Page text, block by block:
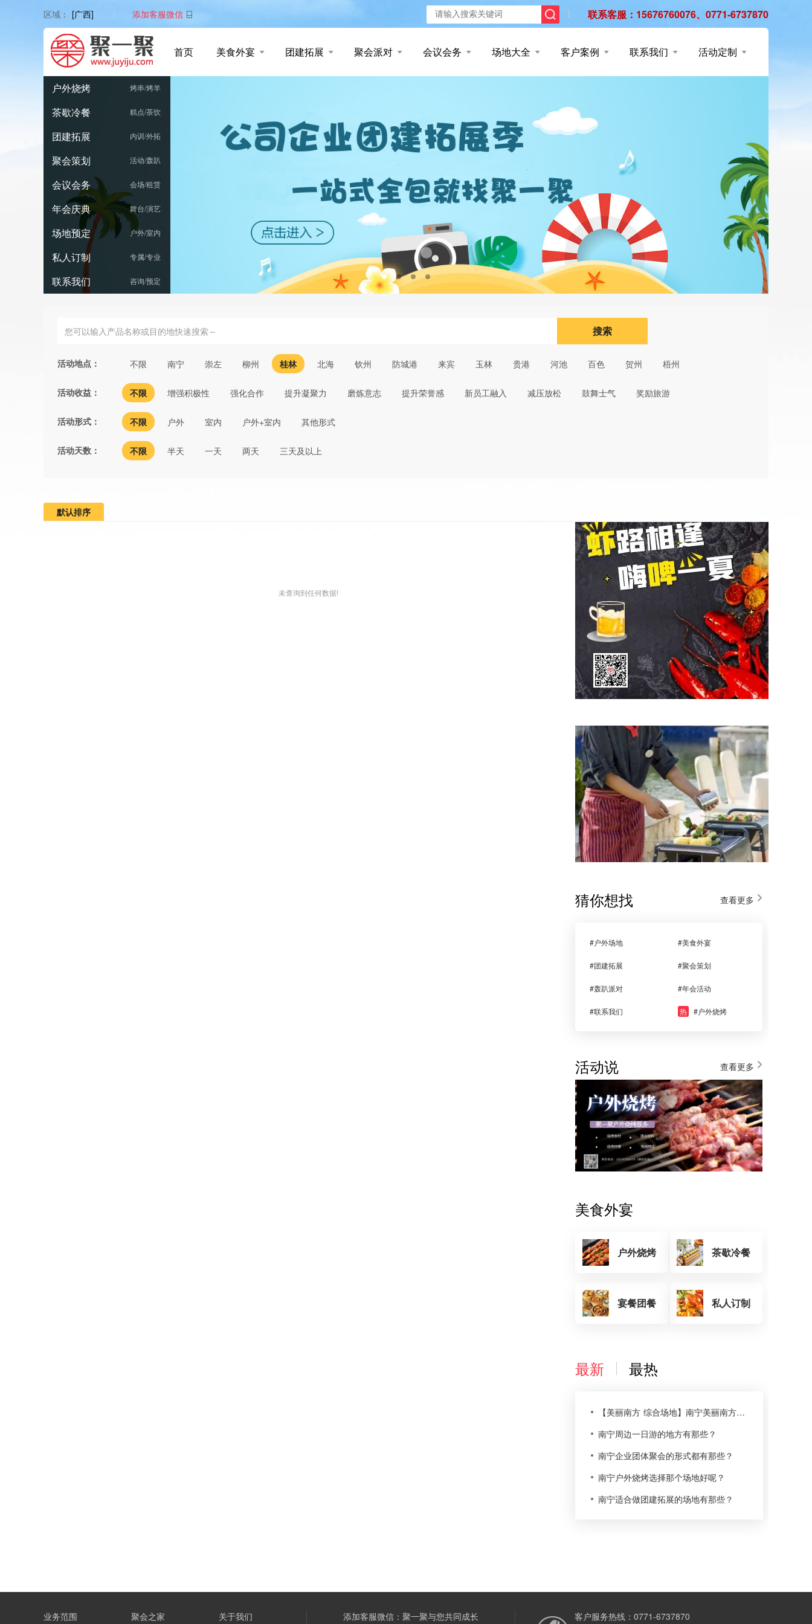
区域： [广西] 添加客服微信 联系客服：15676760076、0771-6737870
首页 美食外宴 团建拓展 聚会派对 会议会务 场地大全 客户案例 联系我们 活动定制
户外烧烤 烤串/烤羊
茶歇冷餐 糕点/茶饮
团建拓展 内训/外拓
聚会策划 活动/轰趴
会议会务 会场/租赁
年会庆典 舞台/演艺
场地预定 户外/室内
私人订制 专属/专业
联系我们 咨询/预定
搜索
活动地点： 不限 南宁 崇左 柳州 桂林 北海 钦州 防城港 来宾 玉林 贵港 河池 百色 贺州 梧州
活动收益： 不限 增强积极性 强化合作 提升凝聚力 磨炼意志 提升荣誉感 新员工融入 减压放松 鼓舞士气 奖励旅游
活动形式： 不限 户外 室内 户外+室内 其他形式
活动天数： 不限 半天 一天 两天 三天及以上
默认排序
未查询到任何数据!
猜你想找 查看更多
#户外场地 #美食外宴
#团建拓展 #聚会策划
#轰趴派对 #年会活动
#联系我们 热 #户外烧烤
活动说 查看更多
美食外宴
户外烧烤 茶歇冷餐
宴餐团餐 私人订制
最新 最热
【美丽南方 综合场地】南宁美丽南方尚湾庄园农家乐
南宁周边一日游的地方有那些？
南宁企业团体聚会的形式都有那些？
南宁户外烧烤选择那个场地好呢？
南宁适合做团建拓展的场地有那些？
业务范围 聚会之家 关于我们 添加客服微信：聚一聚与您共同成长 客户服务热线：0771-6737870